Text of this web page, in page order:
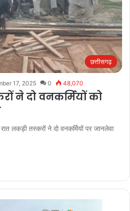
छत्तीसगढ़
17, 2025 0 48,070
ने दो वनकर्मियों को
लकड़ी तस्करों ने दो वनकर्मियों पर जानलेवा